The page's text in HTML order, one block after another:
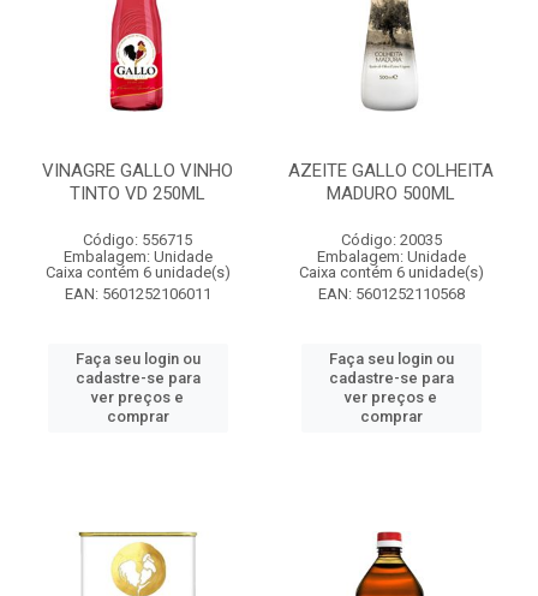
VINAGRE GALLO VINHO
TINTO VD 250ML
Código: 556715
Embalagem: Unidade
Caixa contém 6 unidade(s)
EAN: 5601252106011
Faça seu login ou
cadastre-se para
ver preços e
comprar
AZEITE GALLO COLHEITA
MADURO 500ML
Código: 20035
Embalagem: Unidade
Caixa contém 6 unidade(s)
EAN: 5601252110568
Faça seu login ou
cadastre-se para
ver preços e
comprar